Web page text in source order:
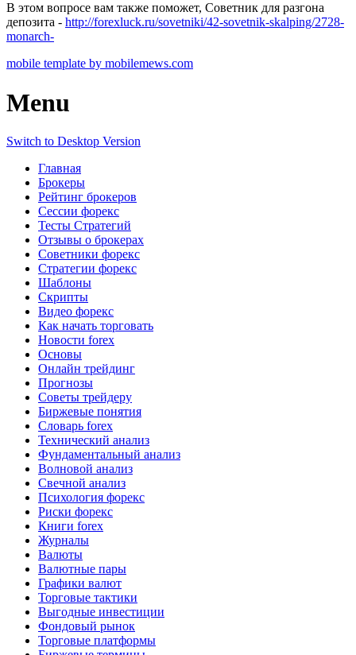
В этом вопросе вам также поможет, Советник для разгона
депозита - http://forexluck.ru/sovetniki/42-sovetnik-skalping/2728-
monarch-
mobile template by mobilemews.com
Menu
Switch to Desktop Version
Главная
Брокеры
Рейтинг брокеров
Сессии форекс
Тесты Стратегий
Отзывы о брокерах
Советники форекс
Стратегии форекс
Шаблоны
Скрипты
Видео форекс
Как начать торговать
Новости forex
Основы
Онлайн трейдинг
Прогнозы
Советы трейдеру
Биржевые понятия
Словарь forex
Технический анализ
Фундаментальный анализ
Волновой анализ
Свечной анализ
Психология форекс
Риски форекс
Книги forex
Журналы
Валюты
Валютные пары
Графики валют
Торговые тактики
Выгодные инвестиции
Фондовый рынок
Торговые платформы